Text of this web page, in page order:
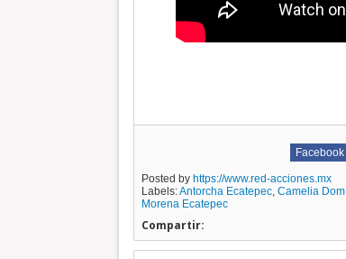
Facebook
Posted by https://www.red-acciones.mx
Labels:Antorcha Ecatepec, Camelia
Morena Ecatepec
Compartir: